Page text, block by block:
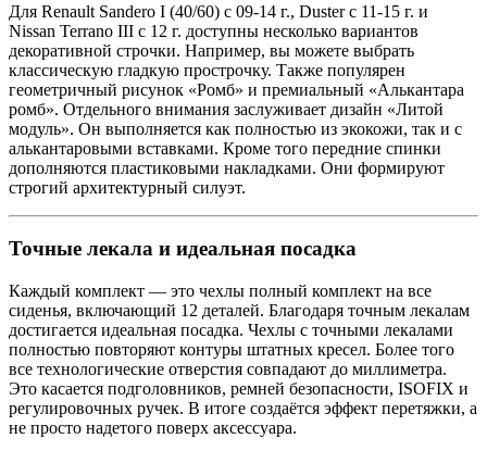
Для Renault Sandero I (40/60) с 09-14 г., Duster с 11-15 г. и
Nissan Terrano III с 12 г. доступны несколько вариантов
декоративной строчки. Например, вы можете выбрать
классическую гладкую прострочку. Также популярен
геометричный рисунок «Ромб» и премиальный «Алькантара
ромб». Отдельного внимания заслуживает дизайн «Литой
модуль». Он выполняется как полностью из экокожи, так и с
алькантаровыми вставками. Кроме того передние спинки
дополняются пластиковыми накладками. Они формируют
строгий архитектурный силуэт.
Точные лекала и идеальная посадка
Каждый комплект — это чехлы полный комплект на все
сиденья, включающий 12 деталей. Благодаря точным лекалам
достигается идеальная посадка. Чехлы с точными лекалами
полностью повторяют контуры штатных кресел. Более того
все технологические отверстия совпадают до миллиметра.
Это касается подголовников, ремней безопасности, ISOFIX и
регулировочных ручек. В итоге создаётся эффект перетяжки, а
не просто надетого поверх аксессуара.